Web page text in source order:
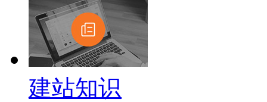
建站知识